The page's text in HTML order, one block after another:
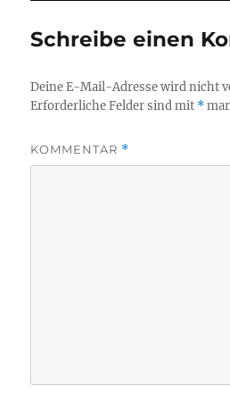
Schreibe einen
Deine E-Mail-Adresse wird nicht
Erforderliche Felder sind mit *
KOMMENTAR *